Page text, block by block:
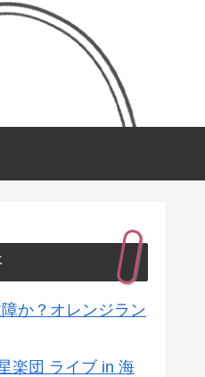
か？オレンジラン
楽団 ライブ in 海